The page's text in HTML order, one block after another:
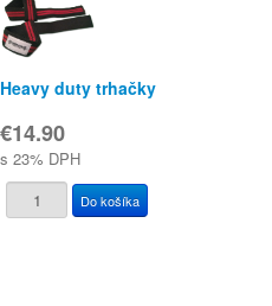
Heavy duty trhačky
€14.90
s 23% DPH